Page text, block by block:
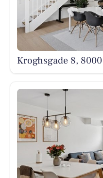
Kroghsgade 8,